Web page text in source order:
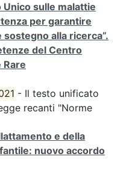
sulle malattie
per garantire
alla ricerca”.
del Centro
Rare
- Il testo unificato
recanti "Norme
e della
nuovo accordo